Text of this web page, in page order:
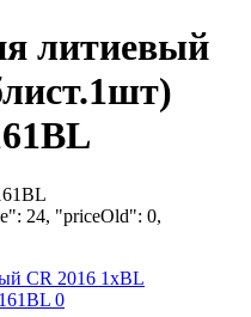
литиевый
24, "priceOld": 0,